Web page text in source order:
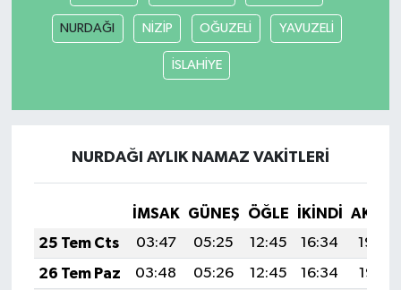
NURDAĞI NİZİP OĞUZELİ YAVUZELİ
İSLAHİYE
NURDAĞI AYLIK NAMAZ VAKITLERI
İMSAK GÜNEŞ ÖĞLE İKINDI
25 Tem Cts
03:47 05:25 12:45 16:34
19:54
26 Tem Paz
03:48 05:26 12:45 16:34
19:53